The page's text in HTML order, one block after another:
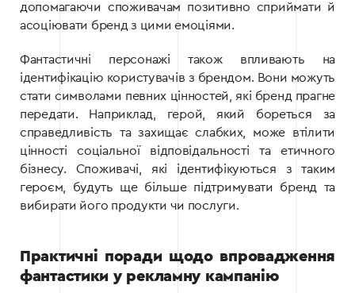
допомагаючи споживачам позитивно сприймати й
асоціювати бренд з цими емоціями.
Фантастичні персонажі також впливають на
ідентифікацію користувачів з брендом. Вони можуть
стати символами певних цінностей, які бренд прагне
передати. Наприклад, герой, який бореться за
справедливість та захищає слабких, може втілити
цінності соціальної відповідальності та етичного
бізнесу. Споживачі, які ідентифікуються з таким
героєм, будуть ще більше підтримувати бренд та
вибирати його продукти чи послуги.
Практичні поради щодо впровадження
фантастики у рекламну кампанію